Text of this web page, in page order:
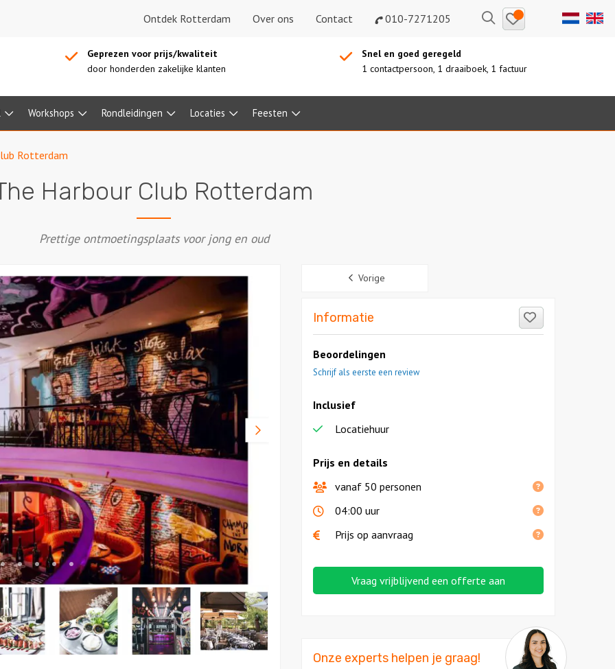
Ontdek Rotterdam Over ons Contact 010-7271205 ZoekenBewaarde
uitjes
Geprezen voor prijs/kwaliteit
door honderden zakelijke klanten
Snel en goed geregeld
1 contactpersoon, 1 draaiboek, 1 factuur
Workshops Rondleidingen Locaties Feesten
Rotterdam
Harbour Club Rotterdam
Prettige ontmoetingsplaats voor jong en oud
Volgende
Sidebar
Vorige
Informatie
Beoordelingen
Schrijf als eerste een review
Prijs en details
vanaf 50 personen
04:00 uur
Prijs op aanvraag
Inclusief
Locatiehuur
Vraag vrijblijvend een offerte aan
Onze experts helpen je graag!